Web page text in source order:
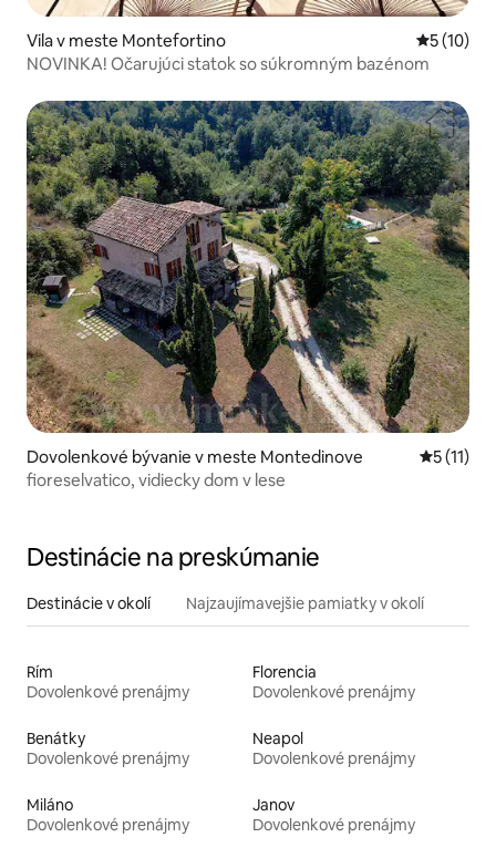
Vila v meste Montefortino
5 (10)
NOVINKA! Očarujúci statok so súkromným bazénom
Dovolenkové bývanie v meste Montedinove
5 (11)
fioreselvatico, vidiecky dom v lese
Destinácie na preskúmanie
Destinácie v okolí Najzaujímavejšie pamiatky v okolí
Rím
Dovolenkové prenájmy
Florencia
Dovolenkové prenájmy
Benátky
Dovolenkové prenájmy
Neapol
Dovolenkové prenájmy
Miláno
Dovolenkové prenájmy
Janov
Dovolenkové prenájmy